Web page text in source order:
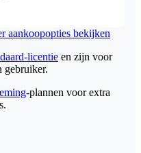
aankoopopties bekijken
licentie en zijn voor
gebruiker.
-plannen voor extra